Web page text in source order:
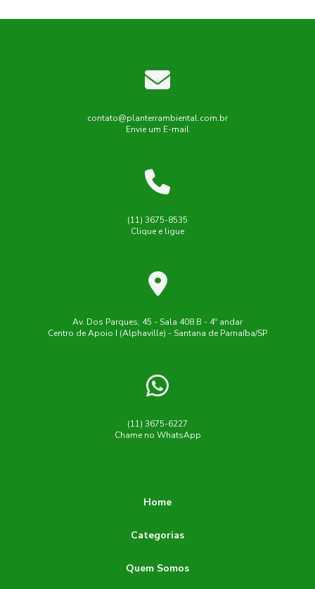
contato@planterrambiental.com.br
Envie um E-mail
(11) 3675-8535
Clique e ligue
Av. Dos Parques, 45 - Sala 408 B - 4º andar
Centro de Apoio I (Alphaville) - Santana de Parnaíba/SP
(11) 3675-6227
Chame no WhatsApp
Home
Categorias
Quem Somos